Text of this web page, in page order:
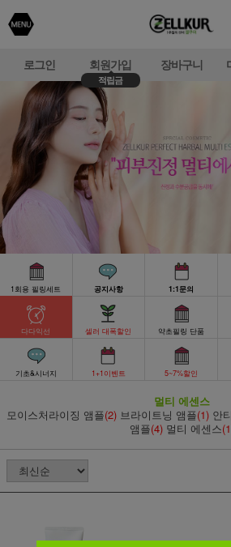
로그인 회원가입
적립금
장바구니
1회용 필링세트 공지사항 1:1문의
다다익선 셀러 대폭할인 약초필링 단품
기초&시너지 1+1이벤트 5~7%할인
멀티 에센스
모이스처라이징 앰플(2) 브라이트닝 앰플(1) 안
앰플(4) 멀티 에센스